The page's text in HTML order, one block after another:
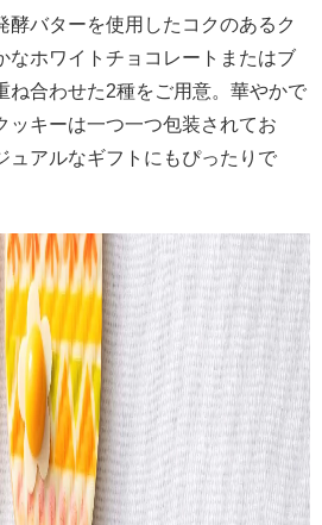
酵バターを使用したコクのあるク
なホワイトチョコレートまたはブ
ね合わせた2種をご用意。華やかで
ッキーは一つ一つ包装されてお
ュアルなギフトにもぴったりで